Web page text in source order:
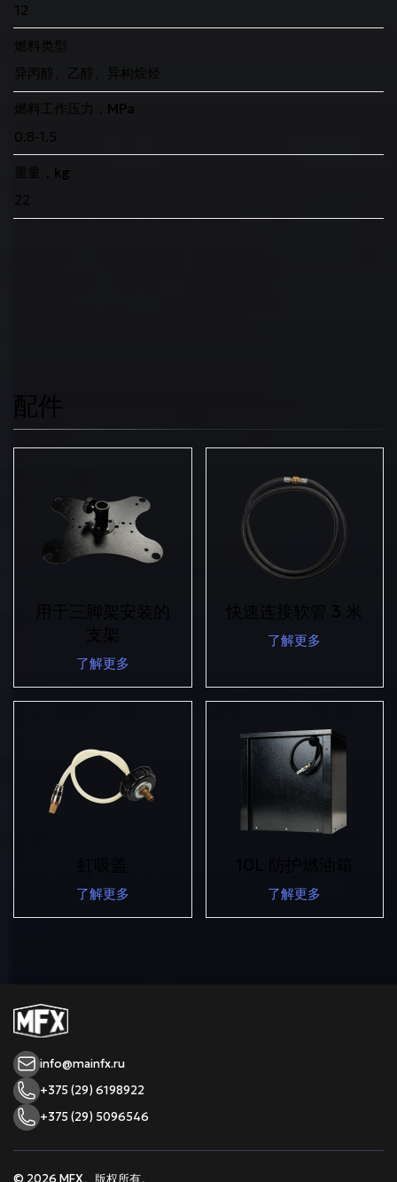
12
燃料类型
异丙醇、乙醇、异构烷烃
燃料工作压力，MPa
0.8-1.5
重量，kg
22
配件
了解更多
了解更多
了解更多 了解更多
info@mainfx.ru
+375 (29) 6198922
+375 (29) 5096546
© 2026 MFX。版权所有。